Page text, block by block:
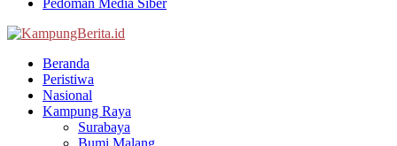
Beranda
Peristiwa
Nasional
Kampung Raya
Surabaya
Bumi Malang